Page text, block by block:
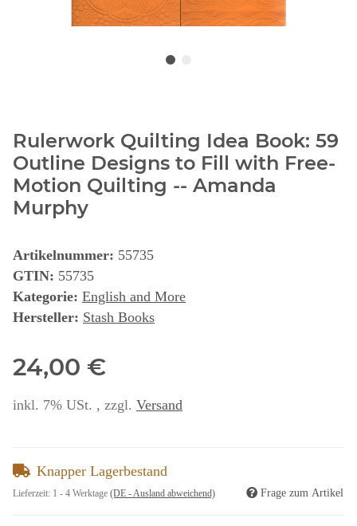
Rulerwork Quilting Idea Book: 59
Outline Designs to Fill with Free-
Motion Quilting -- Amanda
Murphy
Artikelnummer: 55735
GTIN: 55735
Kategorie: English and More
Hersteller: Stash Books
24,00 €
inkl. 7% USt. , zzgl. Versand
Knapper Lagerbestand
Lieferzeit: 1 - 4 Werktage (DE - Ausland abweichend) Frage zum Artikel